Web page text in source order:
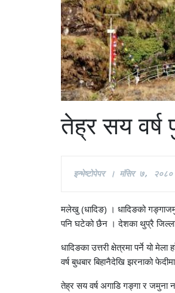
तेह्र सय वर्ष
इन्भेष्टाेपेपर । मंसिर ७, २०८०
मलेखु (धादिङ) । धादिङको
पनि घटेको छैन । देशका थुप्रै
धादिङका उत्तरी क्षेत्रमा पर्ने यो
वर्ष बुधबार बिहानैदेखि झरनाको
तेह्र सय वर्ष अगाडि गङ्गा र जमुना